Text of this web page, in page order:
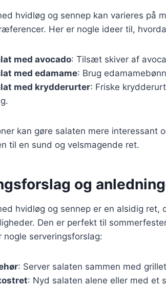
hvidløg og sennep kan varieres på
Her er nogle ideer til,
med avocado: Tilsæt skiver af
med edamame: Brug
med krydderurter: Friske
kan gøre salaten mere interessant
til en sund og velsmagende ret.
og
hvidløg og sennep er en alsidig ret,
Den er perfekt til
nogle serveringsforslag:
: Server salaten sammen med
: Nyd salaten alene eller med et